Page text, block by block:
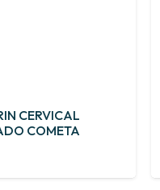
CERVICAL
COMETA